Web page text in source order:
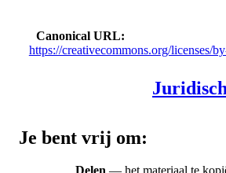
Canonical URL
https://creativecommons.org/licenses/
Je bent vrij om: